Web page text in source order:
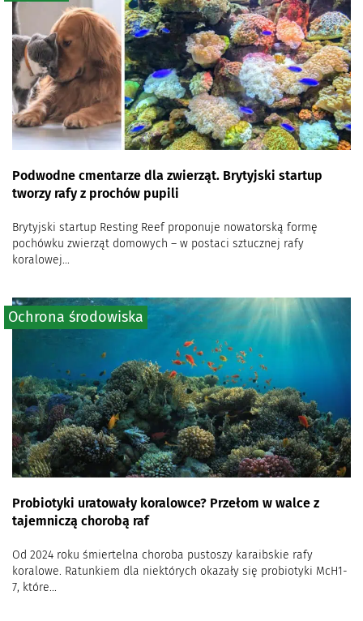
Podwodne cmentarze dla zwierząt. Brytyjski startup
tworzy rafy z prochów pupili
Brytyjski startup Resting Reef proponuje nowatorską formę
pochówku zwierząt domowych – w postaci sztucznej rafy
koralowej...
Probiotyki uratowały koralowce? Przełom w walce z
tajemniczą chorobą raf
Od 2024 roku śmiertelna choroba pustoszy karaibskie rafy
koralowe. Ratunkiem dla niektórych okazały się probiotyki McH1-
7, które...
Ochrona środowiska